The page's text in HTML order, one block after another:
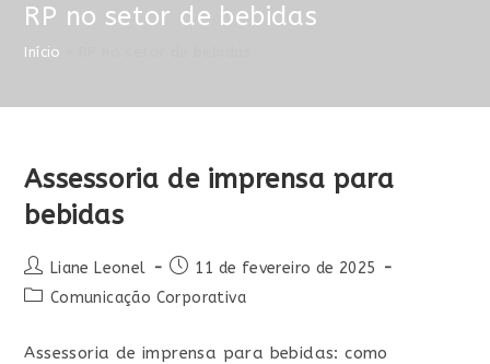
RP no setor de bebidas
Início
Assessoria de imprensa para
bebidas
Liane Leonel
11 de fevereiro de 2025
Comunicação Corporativa
Assessoria de imprensa para bebidas: como